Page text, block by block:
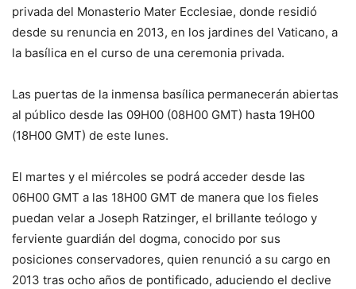
privada del Monasterio Mater Ecclesiae, donde residió
desde su renuncia en 2013, en los jardines del Vaticano, a
la basílica en el curso de una ceremonia privada.
Las puertas de la inmensa basílica permanecerán abiertas
al público desde las 09H00 (08H00 GMT) hasta 19H00
(18H00 GMT) de este lunes.
El martes y el miércoles se podrá acceder desde las
06H00 GMT a las 18H00 GMT de manera que los fieles
puedan velar a Joseph Ratzinger, el brillante teólogo y
ferviente guardián del dogma, conocido por sus
posiciones conservadores, quien renunció a su cargo en
2013 tras ocho años de pontificado, aduciendo el declive